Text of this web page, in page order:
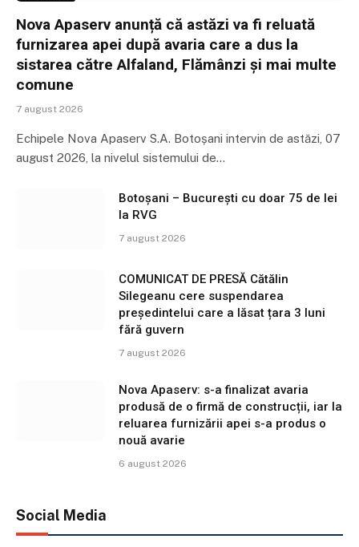
Nova Apaserv anunță că astăzi va fi reluată
furnizarea apei după avaria care a dus la
sistarea către Alfaland, Flămânzi și mai multe
comune
7 august 2026
Echipele Nova Apaserv S.A. Botoșani intervin de astăzi, 07
august 2026, la nivelul sistemului de…
Botoșani – București cu doar 75 de lei
la RVG
7 august 2026
COMUNICAT DE PRESĂ Cătălin
Silegeanu cere suspendarea
președintelui care a lăsat țara 3 luni
fără guvern
7 august 2026
Nova Apaserv: s-a finalizat avaria
produsă de o firmă de construcții, iar la
reluarea furnizării apei s-a produs o
nouă avarie
6 august 2026
Social Media